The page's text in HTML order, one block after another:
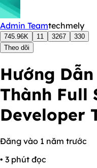
Admin Teamtechmely
745.96K 11 3267
330
Theo dõi
Hướng
Thành Full
Developer
Đăng vào 1 năm trước
• 3 phút đọc